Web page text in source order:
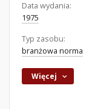
Data wydania:
1975
Typ zasobu:
branżowa norma
Więcej